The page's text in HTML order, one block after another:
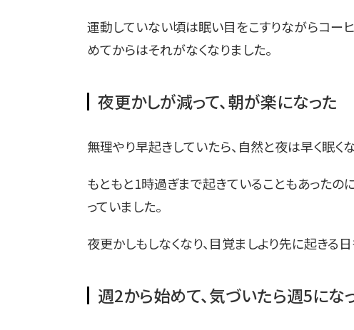
運動していない頃は眠い目をこすりながらコー
めてからはそれがなくなりました。
夜更かしが減って、朝が楽になった
無理やり早起きしていたら、自然と夜は早く眠く
もともと1時過ぎまで起きていることもあったの
っていました。
夜更かしもしなくなり、目覚ましより先に起きる日
週2から始めて、気づいたら週5にな